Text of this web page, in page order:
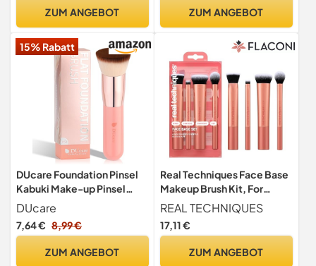
Kompaktes Reise-Set in
ZUM ANGEBOT
Lidschatten Concealer
Mit Schminktasche
ZUM ANGEBOT
15% Rabatt
DUcare Foundation Pinsel
Kabuki Make-up Pinsel
Schminkpinsel
Kosmetikpinsel
DUcare
7,64 € 8,99 €
ZUM ANGEBOT
Real Techniques Face Base
Makeup Brush Kit, For
Concealer, Foundation, &
Contour, Works With Liquid,
Cream & Powder Products,
Buffing, 4 Piece Set
REAL TECHNIQUES
17,11 €
ZUM ANGEBOT